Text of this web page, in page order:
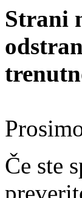
Strani
Če ste